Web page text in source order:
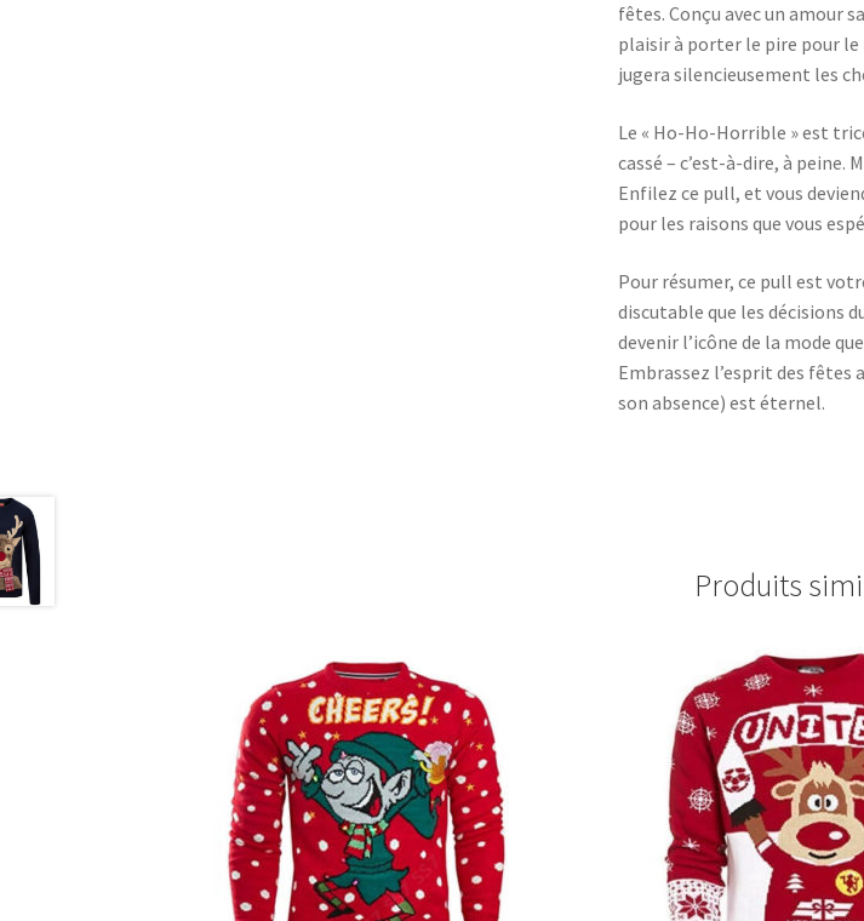
fêtes. Conçu avec un amour
plaisir à porter le pire pour le
jugera silencieusement les
Le « Ho-Ho-Horrible » est
cassé – c’est-à-dire, à
Enfilez ce pull, et vous
pour les raisons que vous
Pour résumer, ce pull est
discutable que les décisions
devenir l’icône de la mode
Embrassez l’esprit des
son absence) est éternel.
Produits